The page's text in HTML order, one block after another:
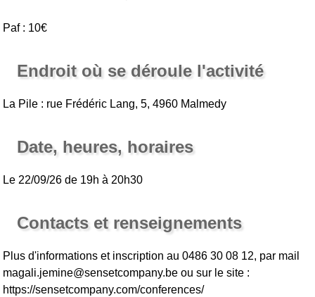
Paf : 10€
Endroit où se déroule l'activité
La Pile : rue Frédéric Lang, 5, 4960 Malmedy
Date, heures, horaires
Le 22/09/26 de 19h à 20h30
Contacts et renseignements
Plus d'informations et inscription au 0486 30 08 12, par mail
magali.jemine@sensetcompany.be ou sur le site :
https://sensetcompany.com/conferences/